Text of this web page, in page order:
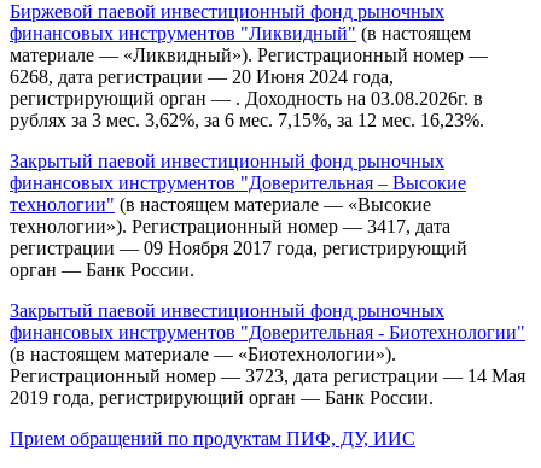
Биржевой паевой инвестиционный фонд рыночных
финансовых инструментов "Ликвидный" (в настоящем
материале — «Ликвидный»). Регистрационный номер —
6268, дата регистрации — 20 Июня 2024 года,
регистрирующий орган — . Доходность на 03.08.2026г. в
рублях за 3 мес. 3,62%, за 6 мес. 7,15%, за 12 мес. 16,23%.
Закрытый паевой инвестиционный фонд рыночных
финансовых инструментов "Доверительная – Высокие
технологии" (в настоящем материале — «Высокие
технологии»). Регистрационный номер — 3417, дата
регистрации — 09 Ноября 2017 года, регистрирующий
орган — Банк России.
Закрытый паевой инвестиционный фонд рыночных
финансовых инструментов "Доверительная - Биотехнологии"
(в настоящем материале — «Биотехнологии»).
Регистрационный номер — 3723, дата регистрации — 14 Мая
2019 года, регистрирующий орган — Банк России.
Прием обращений по продуктам ПИФ, ДУ, ИИС